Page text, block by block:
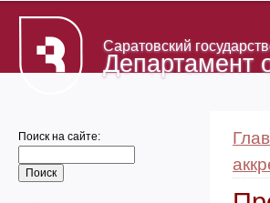
Саратовский
Департамент
Поиск на сайте: